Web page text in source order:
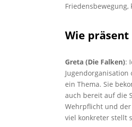
Wie
Greta (Die Falken):
ein Thema. Sie
auch bereit auf die
Wehrpflicht und der
viel konkreter stellt